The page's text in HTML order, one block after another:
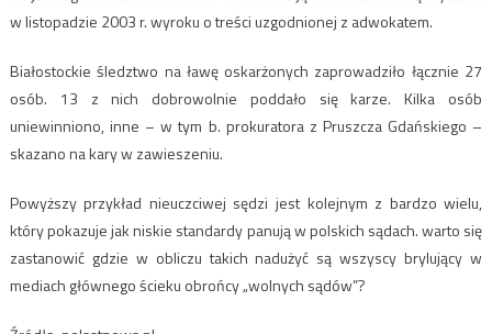
w listopadzie 2003 r. wyroku o treści uzgodnionej z adwokatem.
Białostockie śledztwo na ławę oskarżonych zaprowadziło łącznie 27
osób. 13 z nich dobrowolnie poddało się karze. Kilka osób
uniewinniono, inne – w tym b. prokuratora z Pruszcza Gdańskiego –
skazano na kary w zawieszeniu.
Powyższy przykład nieuczciwej sędzi jest kolejnym z bardzo wielu,
który pokazuje jak niskie standardy panują w polskich sądach. warto się
zastanowić gdzie w obliczu takich nadużyć są wszyscy brylujący w
mediach głównego ścieku obrońcy „wolnych sądów”?